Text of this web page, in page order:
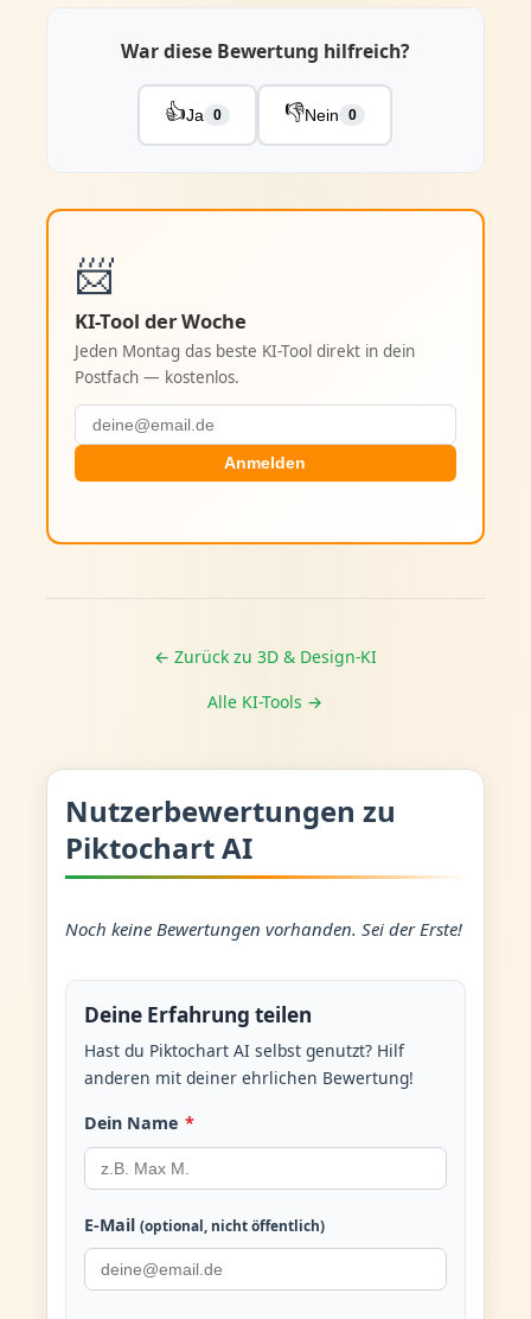
War diese Bewertung hilfreich?
👍Ja 0 👎Nein 0
📨
KI-Tool der Woche
Jeden Montag das beste KI-Tool direkt in dein
Postfach — kostenlos.
Anmelden
← Zurück zu 3D & Design-KI
Alle KI-Tools →
Nutzerbewertungen zu
Piktochart AI
Noch keine Bewertungen vorhanden. Sei der Erste!
Deine Erfahrung teilen
Hast du Piktochart AI selbst genutzt? Hilf
anderen mit deiner ehrlichen Bewertung!
Dein Name *
E-Mail (optional, nicht öffentlich)